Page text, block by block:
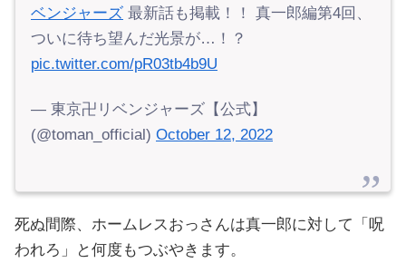
ベンジャーズ 最新話も掲載！！ 真一郎編第4回、
ついに待ち望んだ光景が…！？
pic.twitter.com/pR03tb4b9U
— 東京卍リベンジャーズ【公式】
(@toman_official) October 12, 2022
死ぬ間際、ホームレスおっさんは真一郎に対して「呪
われろ」と何度もつぶやきます。